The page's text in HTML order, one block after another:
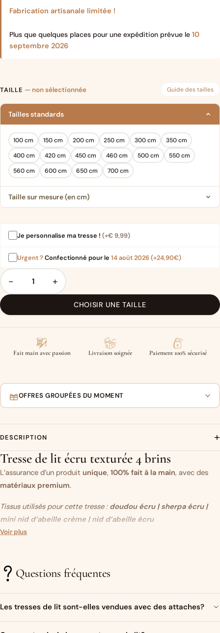
prix :
€ 219,99
Fabrication artisanale limitée !
Plus que quelques places pour une expédition prévue le 10
septembre 2026
TAILLE — non sélectionnée Guide des tailles
Tailles standards
100 cm 150 cm 200 cm 250 cm 300 cm
350 cm
400 cm
420 cm 450 cm 460 cm 500 cm
550 cm
560 cm
600 cm 650 cm 700 cm
Taille sur mesure (en cm)
Je personnalise ma tresse ! (+€9,99)
Urgent ? Confectionné pour le 14 août 2026 (+24,90€)
− +
CHOISIR UNE TAILLE
Fait main avec passion Livraison soignée Paiement 100% sécurisé
OFFRES GROUPÉES DU MOMENT
DESCRIPTION +
Tresse de lit écru texturée 4 brins
L’assurance d’un produit unique, 100% fait à la main, avec des
matériaux premium.
Tissus utilisés pour cette tresse : doudou écru| sherpa écru |
mini nid d’abeille crème | nid d’abeille écru
Vous aimez ce modèle mais vous souhaitez modifier un des tissus
tresse de lit (ou tour de lit tressé)
est devenue un élémentincontournabledans la décoration de la
Voir plus
Questions fréquentes
Les tresses de lit sont-elles vendues avec des attaches?